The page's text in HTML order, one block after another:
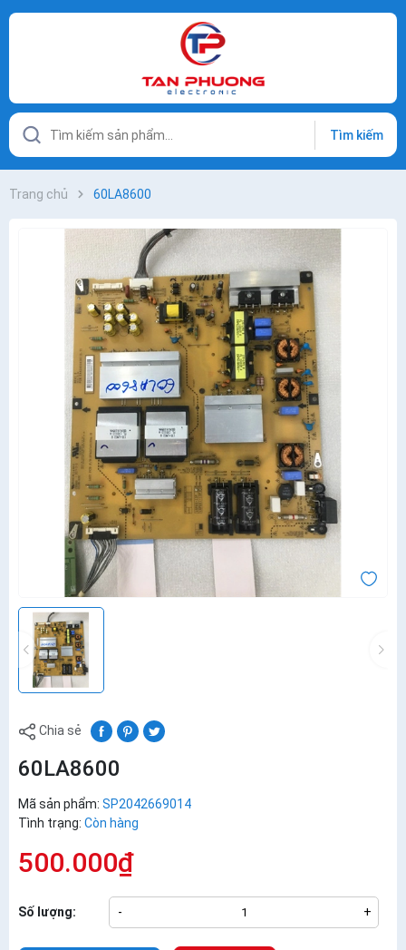
Tìm kiếm
Trang chủ 60LA8600
Chia sẻ
60LA8600
Mã sản phẩm: SP2042669014
Tình trạng: Còn hàng
500.000₫
Số lượng: - +